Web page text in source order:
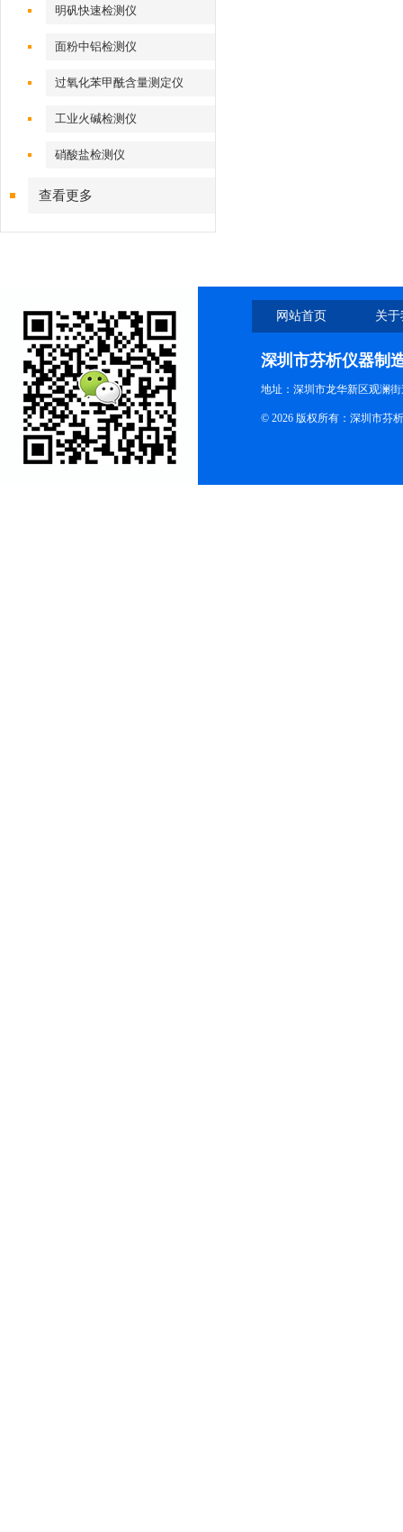
明矾快速检测仪
面粉中铝检测仪
过氧化苯甲酰含量测定仪
工业火碱检测仪
硝酸盐检测仪
查看更多
网站首页 关
深圳市芬析仪器制
地址：深圳市龙华新区观澜
© 2026 版权所有：深圳市芬